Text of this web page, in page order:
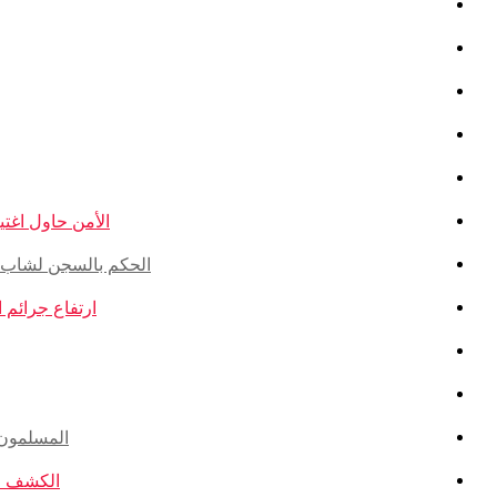
الأمن حاول
الحكم بالسجن لشاب ذو
ارتفاع جرائم الكراهية
المسلمون
الكشف